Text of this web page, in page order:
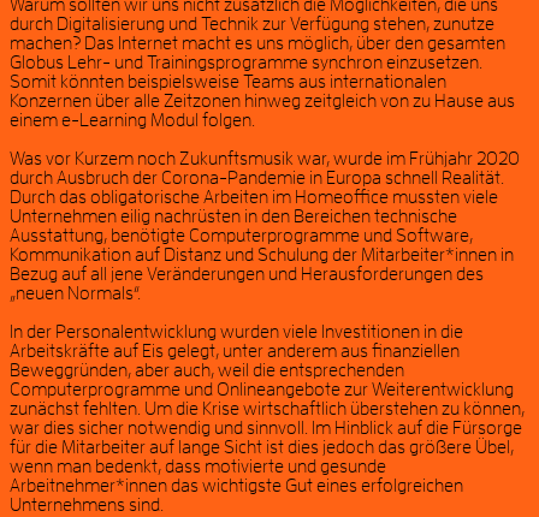
Warum sollten wir uns nicht zusätzlich die Möglichkeiten, die uns
durch Digitalisierung und Technik zur Verfügung stehen, zunutze
machen? Das Internet macht es uns möglich, über den gesamten
Globus Lehr- und Trainingsprogramme synchron einzusetzen.
Somit könnten beispielsweise Teams aus internationalen
Konzernen über alle Zeitzonen hinweg zeitgleich von zu Hause aus
einem e-Learning Modul folgen.
Was vor Kurzem noch Zukunftsmusik war, wurde im Frühjahr 2020
durch Ausbruch der Corona-Pandemie in Europa schnell Realität.
Durch das obligatorische Arbeiten im Homeoffice mussten viele
Unternehmen eilig nachrüsten in den Bereichen technische
Ausstattung, benötigte Computerprogramme und Software,
Kommunikation auf Distanz und Schulung der Mitarbeiter*innen in
Bezug auf all jene Veränderungen und Herausforderungen des
„neuen Normals“.
In der Personalentwicklung wurden viele Investitionen in die
Arbeitskräfte auf Eis gelegt, unter anderem aus finanziellen
Beweggründen, aber auch, weil die entsprechenden
Computerprogramme und Onlineangebote zur Weiterentwicklung
zunächst fehlten. Um die Krise wirtschaftlich überstehen zu können,
war dies sicher notwendig und sinnvoll. Im Hinblick auf die Fürsorge
für die Mitarbeiter auf lange Sicht ist dies jedoch das größere Übel,
wenn man bedenkt, dass motivierte und gesunde
Arbeitnehmer*innen das wichtigste Gut eines erfolgreichen
Unternehmens sind.